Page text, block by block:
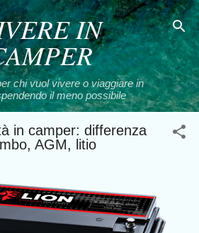
ai contenuti principali
IN
chi vuol vivere o viaggiare in
il meno possibile
in camper: differenza
AGM, litio